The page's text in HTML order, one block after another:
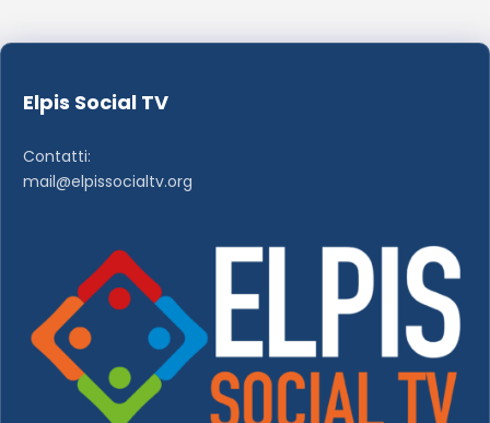
Elpis Social TV
Contatti:
mail@elpissocialtv.org